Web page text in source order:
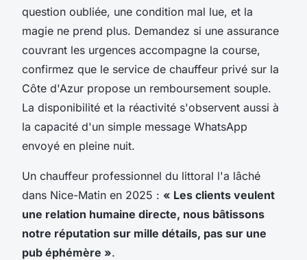
question oubliée, une condition mal lue, et la
magie ne prend plus. Demandez si une assurance
couvrant les urgences accompagne la course,
confirmez que le service de chauffeur privé sur la
Côte d'Azur propose un remboursement souple.
La disponibilité et la réactivité s'observent aussi à
la capacité d'un simple message WhatsApp
envoyé en pleine nuit.
Un chauffeur professionnel du littoral l'a lâché
dans Nice-Matin en 2025 : « Les clients veulent
une relation humaine directe, nous bâtissons
notre réputation sur mille détails, pas sur une
pub éphémère ».